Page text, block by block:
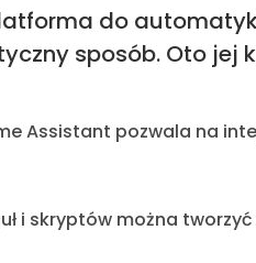
do
sposób. Oto jej
Assistant pozwala na
i skryptów można